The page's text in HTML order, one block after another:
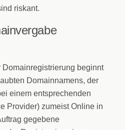
riskant.
beginnt
Domainnamens, der
einem entsprechenden
Provider) zumeist Online in
gegebene